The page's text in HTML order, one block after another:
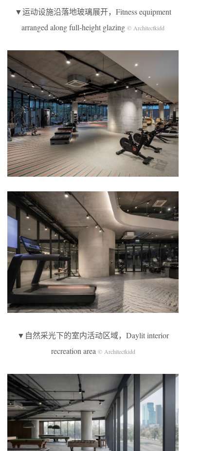
▼运动设施沿落地玻璃展开，Fitness equipment
arranged along full-height glazing © Architectkidd
▼自然采光下的室内活动区域，Daylit interior
recreation area © Architectkidd